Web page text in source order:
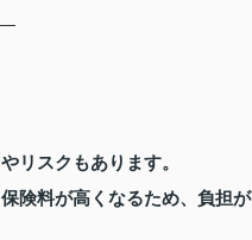
リスクもあります。
険料が高くなるため、負担が